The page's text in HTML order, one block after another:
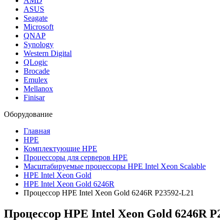
ASUS
Seagate
Microsoft
QNAP
Synology
Western Digital
QLogic
Brocade
Emulex
Mellanox
Finisar
Оборудование
Главная
HPE
Комплектующие HPE
Процессоры для серверов HPE
Масштабируемые процессоры HPE Intel Xeon Scalable
HPE Intel Xeon Gold
HPE Intel Xeon Gold 6246R
Процессор HPE Intel Xeon Gold 6246R P23592-L21
Процессор HPE Intel Xeon Gold 6246R